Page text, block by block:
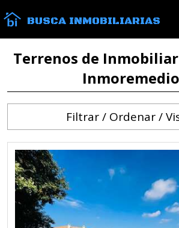
BUSCA INMOBILIARIAS
Terrenos de
Filtrar / Ordenar /